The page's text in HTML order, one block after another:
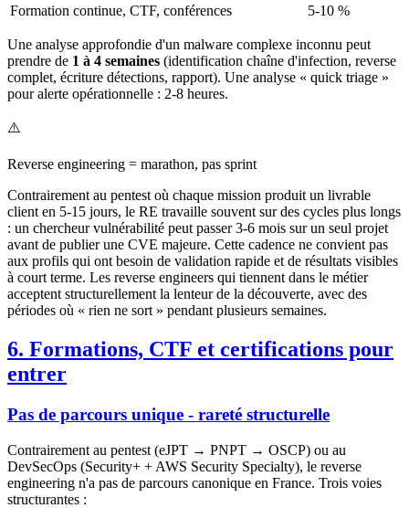
Formation continue, CTF, conférences
5-10 %
Une analyse approfondie d'un malware complexe inconnu peut
prendre de 1 à 4 semaines (identification chaîne d'infection, reverse
complet, écriture détections, rapport). Une analyse « quick triage »
pour alerte opérationnelle : 2-8 heures.
⚠️
Reverse engineering = marathon, pas sprint
Contrairement au pentest où chaque mission produit un livrable
client en 5-15 jours, le RE travaille souvent sur des cycles plus longs
: un chercheur vulnérabilité peut passer 3-6 mois sur un seul projet
avant de publier une CVE majeure. Cette cadence ne convient pas
aux profils qui ont besoin de validation rapide et de résultats visibles
à court terme. Les reverse engineers qui tiennent dans le métier
acceptent structurellement la lenteur de la découverte, avec des
périodes où « rien ne sort » pendant plusieurs semaines.
6. Formations, CTF et certifications pour
entrer
Pas de parcours unique - rareté structurelle
Contrairement au pentest (eJPT → PNPT → OSCP) ou au
DevSecOps (Security+ + AWS Security Specialty), le reverse
engineering n'a pas de parcours canonique en France. Trois voies
structurantes :